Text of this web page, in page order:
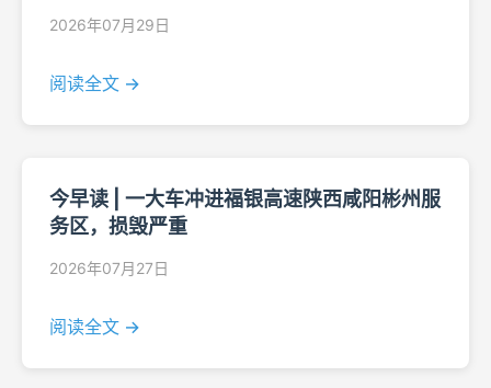
2026年07月29日
阅读全文 →
今早读 | 一大车冲进福银高速陕西咸阳彬州服
务区，损毁严重
2026年07月27日
阅读全文 →